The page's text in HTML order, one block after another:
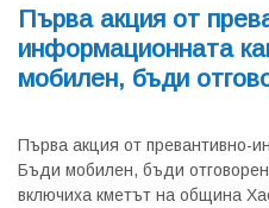
Първа акция от
информационната
мобилен, бъди
Първа акция от превантивно-
Бъди мобилен, бъди
включиха кметът на община